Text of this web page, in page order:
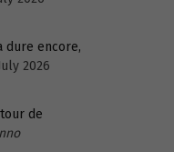
dure encore,
2026
de